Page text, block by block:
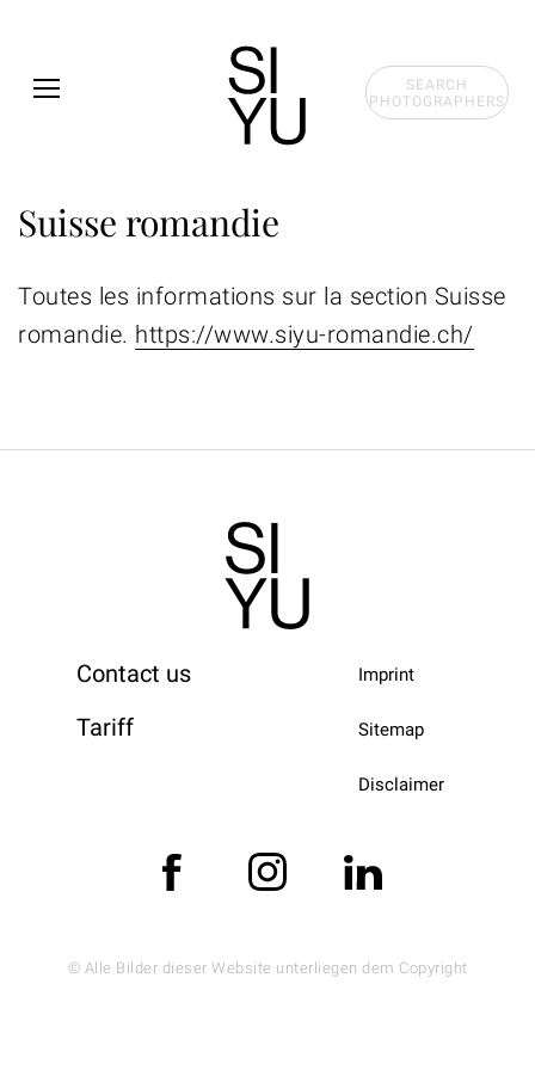
SEARCH
PHOTOGRAPHERS
Suisse romandie
Toutes les informations sur la section Suisse
romandie. https://www.siyu-romandie.ch/
Contact us
Tariff
Imprint
Sitemap
Disclaimer
© Alle Bilder dieser Website unterliegen dem Copyright